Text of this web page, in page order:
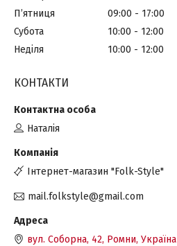
Пʼятниця
09:00
17:00
Субота
10:00
12:00
Неділя
10:00 12:00
КОНТАКТИ
Наталія
Інтернет-магазин "Folk-Style"
mail.folkstyle@gmail.com
вул. Соборна, 42, Ромни, Україна